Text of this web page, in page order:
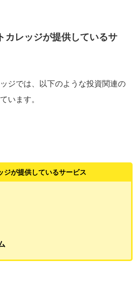
カレッジが提供しているサ
ジでは、以下のような投資関連の
います。
ジが提供しているサービス